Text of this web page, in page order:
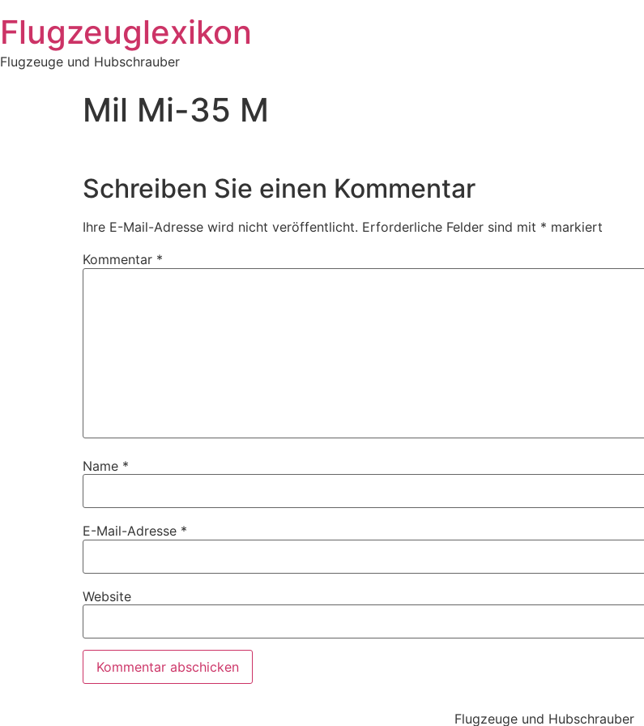
Inhalt
springen
Flugzeuglexikon
Flugzeuge und Hubschrauber
Mil Mi-35 M
Schreiben Sie einen Kommentar
Ihre E-Mail-Adresse wird nicht veröffentlicht. Erforderliche Felder sind mit * markiert
Kommentar *
Name *
E-Mail-Adresse *
Website
Flugzeuge und Hubschrauber